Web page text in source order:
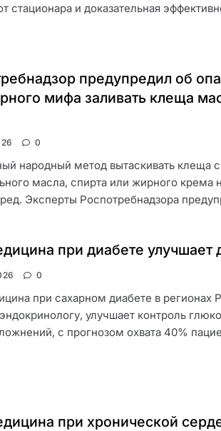
стационара и доказательная
предупредил об
мифа заливать клеща
0
народный метод вытаскивать клеща
масла, спирта или жирного крема
Эксперты Роспотребнадзора
при диабете улучшает
0
при сахарном диабете в регионах
улучшает контроль
с прогнозом охвата 40%
при хронической